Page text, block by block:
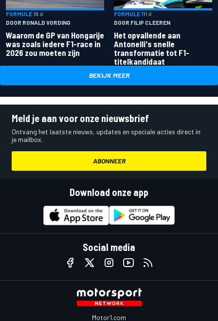
FORMULE 18 d
DOOR RONALD VORDING
Waarom de GP van Hongarije
was zoals iedere F1-race in
2026 zou moeten zijn
FORMULE 111 d
DOOR FILIP CLEEREN
Het opvallende aan
Antonelli's snelle
transformatie tot F1-
titelkandidaat
BEKIJK MEER
Meld je aan voor onze nieuwsbrief
Ontvang het laatste nieuws, updates en speciale acties direct in
je mailbox.
ABONNEER
Download onze app
Social media
Motor1.com